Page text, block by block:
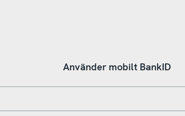
Använder mobilt BankID